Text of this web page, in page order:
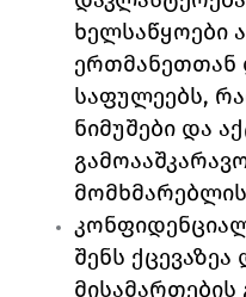
ხელსაწყოები
ერთმანეთთან
საფულეებს,
ნიმუშები და
შენს
მისამართების